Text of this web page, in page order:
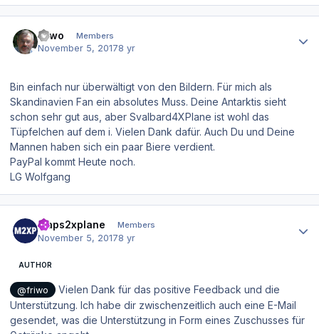
friwo Members
November 5, 20178 yr
Bin einfach nur überwältigt von den Bildern. Für mich als
Skandinavien Fan ein absolutes Muss. Deine Antarktis sieht
schon sehr gut aus, aber Svalbard4XPlane ist wohl das
Tüpfelchen auf dem i. Vielen Dank dafür. Auch Du und Deine
Mannen haben sich ein paar Biere verdient.
PayPal kommt Heute noch.
LG Wolfgang
maps2xplane Members
November 5, 20178 yr
AUTHOR
@friwo
Vielen Dank für das positive Feedback und die
Unterstützung. Ich habe dir zwischenzeitlich auch eine E-Mail
gesendet, was die Unterstützung in Form eines Zuschusses für